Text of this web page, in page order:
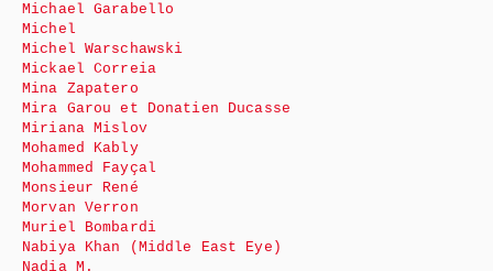
Michael Garabello
Michel
Michel Warschawski
Mickael Correia
Mina Zapatero
Mira Garou et Donatien Ducasse
Miriana Mislov
Mohamed Kably
Mohammed Fayçal
Monsieur René
Morvan Verron
Muriel Bombardi
Nabiya Khan (Middle East Eye)
Nadia M.